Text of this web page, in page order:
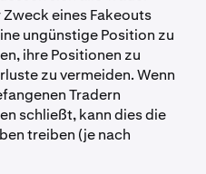
eines Fakeouts
ungünstige Position zu
ihre Positionen zu
zu vermeiden. Wenn
Tradern
schließt, kann dies die
treiben (je nach